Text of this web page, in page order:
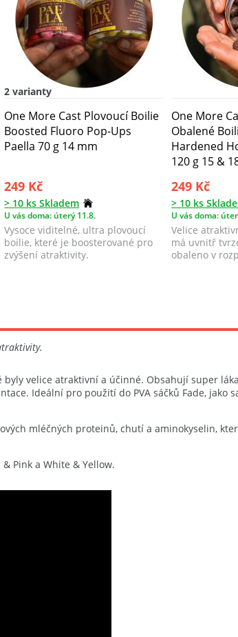
2 varianty
One More Cast Plovoucí Boilie
Boosted Fluoro Pop-Ups
Paella 70 g 14 mm
249 Kč
> 10 ks Skladem
U vás doma: úterý 11.8.
Vysoce viditelné, ultra plovoucí
boilie, které je boosterované pro
zvýšení atraktivity.
One More
Obalené
Hardened
120 g 15 &
249 Kč
> 10 ks
U vás doma:
Velice
má uvnitř
obaleno v
velice atraktivní a účinné. Obsahují super
Ideální pro použití do PVA sáčků Fade, jako
mléčných proteinů, chutí a aminokyselin,
Pink a White & Yellow.